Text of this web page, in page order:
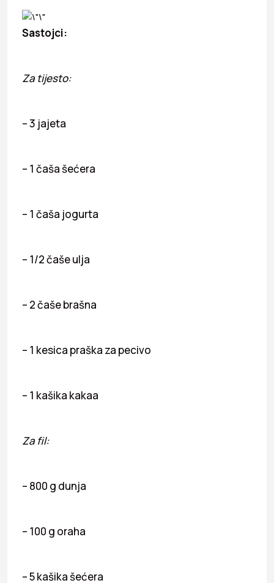
Sastojci:
Za tijesto:
– 3 jajeta
– 1 čaša šećera
– 1 čaša jogurta
– 1/2 čaše ulja
– 2 čaše brašna
– 1 kesica praška za pecivo
– 1 kašika kakaa
Za fil:
– 800 g dunja
– 100 g oraha
– 5 kašika šećera